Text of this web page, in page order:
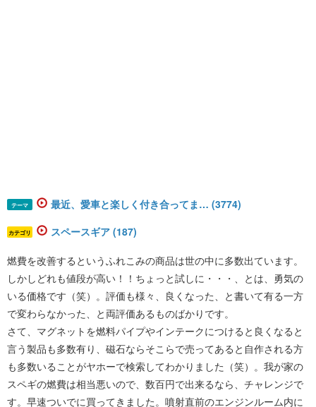
テーマ 最近、愛車と楽しく付き合ってま… (3774)
カテゴリ スペースギア (187)
燃費を改善するというふれこみの商品は世の中に多数出ています。
しかしどれも値段が高い！！ちょっと試しに・・・、とは、勇気の
いる価格です（笑）。評価も様々、良くなった、と書いて有る一方
で変わらなかった、と両評価あるものばかりです。
さて、マグネットを燃料パイプやインテークにつけると良くなると
言う製品も多数有り、磁石ならそこらで売ってあると自作される方
も多数いることがヤホーで検索してわかりました（笑）。我が家の
スペギの燃費は相当悪いので、数百円で出来るなら、チャレンジで
す。早速ついでに買ってきました。噴射直前のエンジンルーム内に